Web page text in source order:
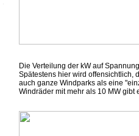
Die Verteilung der kW auf
Spätestens hier wird offensichtlich,
auch ganze Windparks als eine
Windräder mit mehr als 10 MW gibt